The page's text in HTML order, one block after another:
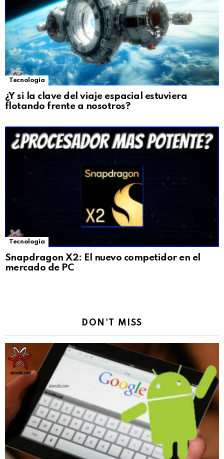
Tecnología
¿Y si la clave del viaje espacial estuviera
flotando frente a nosotros?
Tecnología
Snapdragon X2: El nuevo competidor en el
mercado de PC
DON'T MISS